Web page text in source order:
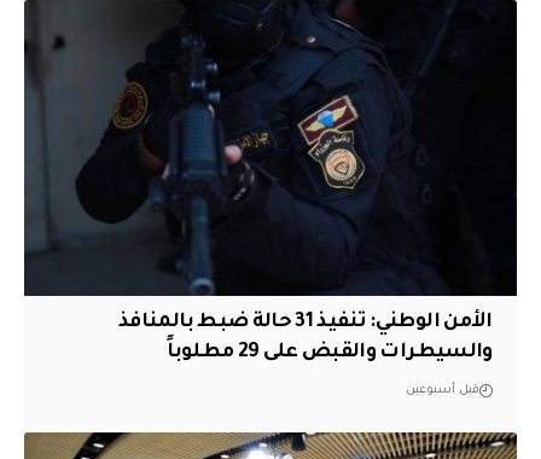
الأمن الوطني: تنفيذ 31 حالة ضبط بالمنافذ
والسيطرات والقبض على 29 مطلوباً
قبل أسبوعين